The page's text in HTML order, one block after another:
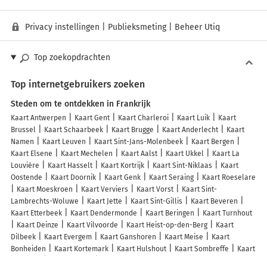
Privacy instellingen Publieksmeting| Beheer Utiq
Top zoekopdrachten
Top internetgebruikers zoeken
Steden om te ontdekken in Frankrijk
Kaart Antwerpen Kaart Gent Kaart Charleroi Kaart Luik
Kaart
Brussel
Kaart Schaarbeek Kaart Brugge Kaart Anderlecht
Kaart
Namen
Kaart Leuven Kaart Sint-Jans-Molenbeek
Kaart Bergen
Kaart Elsene
Kaart Mechelen Kaart Aalst Kaart Ukkel
Kaart La
Louvière
Kaart Hasselt Kaart Kortrijk Kaart Sint-Niklaas
Kaart
Oostende
Kaart Doornik Kaart Genk Kaart Seraing
Kaart Roeselare
Kaart Moeskroen
Kaart Verviers Kaart Vorst
Kaart Sint-
Lambrechts-Woluwe
Kaart Jette Kaart Sint-Gillis
Kaart Beveren
Kaart Etterbeek
Kaart Dendermonde Kaart Beringen
Kaart Turnhout
Kaart Deinze
Kaart Vilvoorde Kaart Heist-op-den-Berg
Kaart
Dilbeek
Kaart Evergem Kaart Ganshoren Kaart Meise
Kaart
Bonheiden
Kaart Kortemark Kaart Hulshout Kaart Sombreffe
Kaart